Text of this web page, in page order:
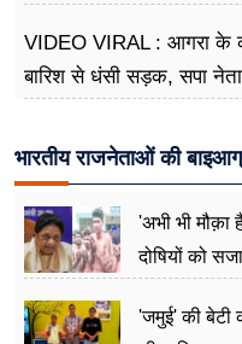
VIDEO VIRAL : आगरा के
बारिश से धंसी सड़क, सपा
भारतीय राजनेताओं की
'अभी भी मौक़ा
दोषियों को
'जमुई' की बेटी